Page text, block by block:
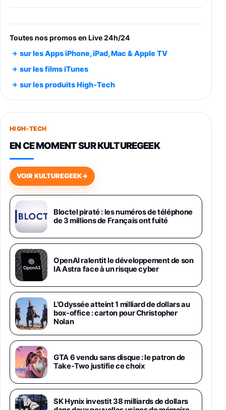
entraénement direct 3 vitesses (33-45-78
trs/min) avec pre-ampli intégré et port USB
Smartphone SAMSUNG Galaxy S26 Ultra
891,99€1199€Fnac (Vendeur Tiers)
Smartphone SAMSUNG Galaxy S26+ Violet
749,99€
648,63€834,71€
Samsung Galaxy Miracle Ultra, Smartphone
Android 5G avec Galaxy AI, 512 Go,
Chargeur Secteur Rapide 25W Inclus,
Smartphone déverrouillé, Noir, Version FR
1019€
Galaxy S26 Ultra 512 Go Bleu
1019€1399€Fnac (Vendeur Tiers)
Galaxy S26 Ultra 256 Go Violet
892€1199€Fnac (Vendeur Tiers)
Philips SHK2000BL - Casque Enfant - Bleu &
Répartiteur Audio 5 Casques, Blanc
24,94€ 29,96€Fnac (Vendeur Tiers)
Asus RT-AC59U Routeur sans Fil Double
Bande Gigabit (Serveur et Client VPN, Triple
Vlan, Mode Point d'accès et Bridge, contrôle
Parental, Qos)
Toutes nos promos en Live 24h/24
sur les Apps iPhone, iPad, Mac & Apple TV
sur les films iTunes
sur les produits High-Tech
HIGH-TECH
EN CE MOMENT SUR KULTUREGEEK
VOIR KULTUREGEEK→
Bloctel piraté : les numéros de téléphone
de 3 millions de Français ont fuité
OpenAI ralentit le développement de son
IA Astra face à un risque cyber
L’Odyssée atteint 1 milliard de dollars au
box-office : carton pour Christopher
Nolan
GTA 6 vendu sans disque : le patron de
Take-Two justifie ce choix
SK Hynix investit 38 milliards de dollars